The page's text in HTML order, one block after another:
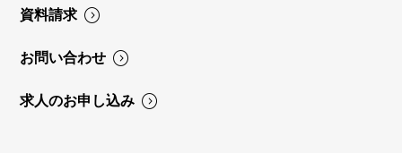
資料請求
お問い合わせ
求人のお申し込み